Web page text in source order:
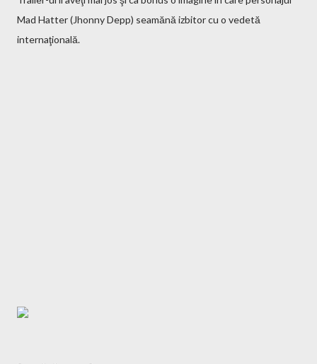
Mad Hatter (Jhonny Depp) seamănă izbitor cu o vedetă
internaţională.